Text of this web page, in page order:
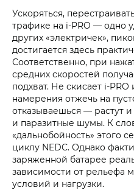
Ускоряться,
трафике на i‑PRO — одно
других «электричек»,
достигается здесь
Соответственно, при
средних скоростей
подхват. Не скисает
намерения отжечь на
отказываешься — растут
и паразитные шумы. К
«дальнобойность» этого
циклу NEDC. Однако
заряженной батарее
зависимости от рельефа
условий и нагрузки.